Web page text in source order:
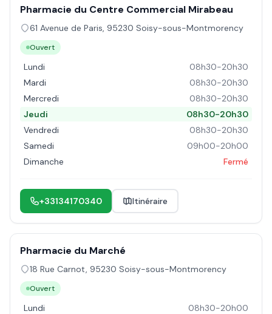
Pharmacie du Centre Commercial Mirabeau
61 Avenue de Paris, 95230 Soisy-sous-Montmorency
Ouvert
Lundi
08h30-20h30
Mardi
08h30-20h30
Mercredi
08h30-20h30
Jeudi
08h30-20h30
Vendredi
08h30-20h30
Samedi
09h00-20h00
Dimanche
Fermé
+33134170340 Itinéraire
Pharmacie du Marché
18 Rue Carnot, 95230 Soisy-sous-Montmorency
Ouvert
Lundi
08h30-20h00